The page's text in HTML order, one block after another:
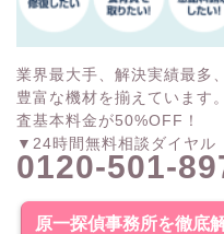
業界最大手、解決実績最多
豊富な機材を揃えています
査基本料金が50%OFF！
▼24時間無料相談ダイヤル
0120-501-
原一探偵事務所を徹底